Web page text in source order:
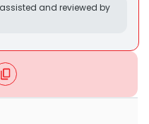
and reviewed by